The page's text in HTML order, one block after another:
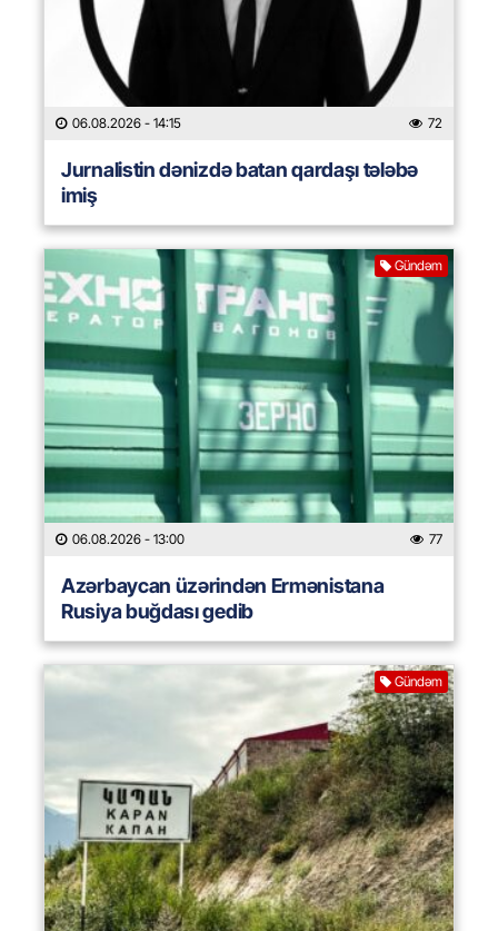
06.08.2026 - 14:15 72
Jurnalistin dənizdə batan qardaşı tələbə
imiş
Gündəm
06.08.2026 - 13:00 77
Azərbaycan üzərindən Ermənistana
Rusiya buğdası gedib
Gündəm